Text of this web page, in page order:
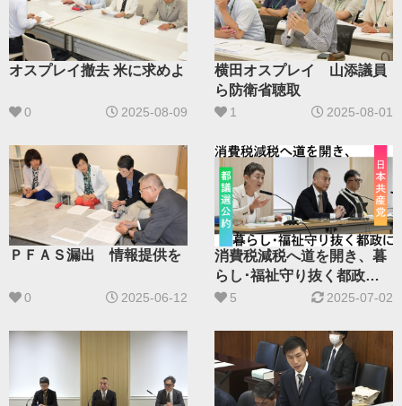
オスプレイ撤去 米に求めよ
0 2025-08-09
横田オスプレイ 山添議員
ら防衛省聴取
1 2025-08-01
ＰＦＡＳ漏出 情報提供を
0 2025-06-12
消費税減税へ道を開き、暮
らし･福祉守り抜く都政に
――日本共産党の２０２５
5 2025-07-02